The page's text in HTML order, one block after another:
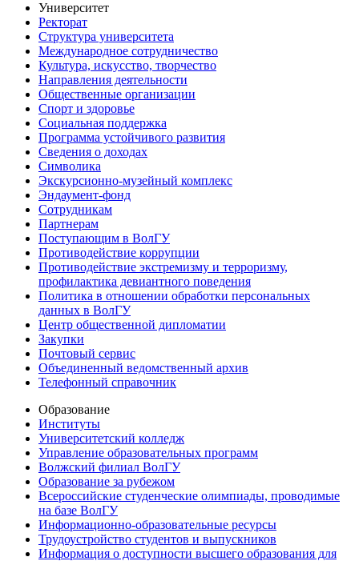
Университет
Ректорат
Структура университета
Международное сотрудничество
Культура, искусство, творчество
Направления деятельности
Общественные организации
Спорт и здоровье
Социальная поддержка
Программа устойчивого развития
Сведения о доходах
Символика
Экскурсионно-музейный комплекс
Эндаумент-фонд
Сотрудникам
Партнерам
Поступающим в ВолГУ
Противодействие коррупции
Противодействие экстремизму и терроризму,
профилактика девиантного поведения
Политика в отношении обработки персональных
данных в ВолГУ
Центр общественной дипломатии
Закупки
Почтовый сервис
Объединенный ведомственный архив
Телефонный справочник
Образование
Институты
Университетский колледж
Управление образовательных программ
Волжский филиал ВолГУ
Образование за рубежом
Всероссийские студенческие олимпиады, проводимые
на базе ВолГУ
Информационно-образовательные ресурсы
Трудоустройство студентов и выпускников
Информация о доступности высшего образования для